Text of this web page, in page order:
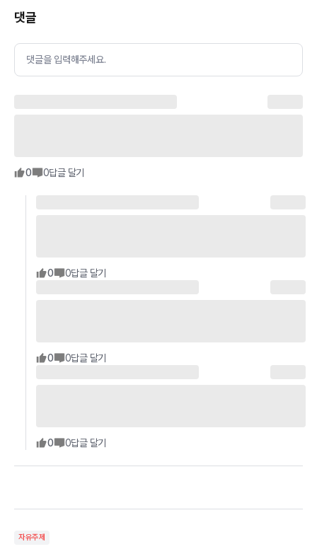
댓글
댓글을 입력해주세요.
0 0답글 달기
0 0답글 달기
0 0답글 달기
0 0답글 달기
자유주제